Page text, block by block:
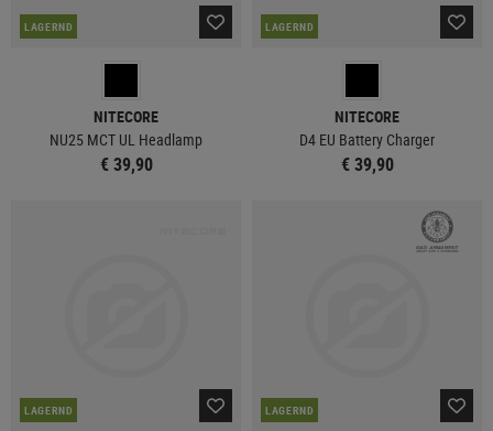
LAGERND
NITECORE
NU25 MCT UL Headlamp
€ 39,90
LAGERND
NITECORE
D4 EU Battery Charger
€ 39,90
LAGERND LAGERND